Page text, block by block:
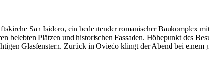
San Isidoro, ein bedeutender romanischer Baukomplex
belebten Plätzen und historischen Fassaden. Höhepunkt des
Glasfenstern. Zurück in Oviedo klingt der Abend bei einem